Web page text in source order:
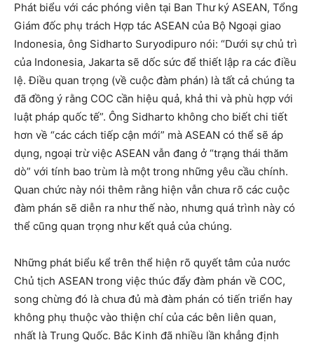
Phát biểu với các phóng viên tại Ban Thư ký ASEAN, Tổng
Giám đốc phụ trách Hợp tác ASEAN của Bộ Ngoại giao
Indonesia, ông Sidharto Suryodipuro nói: “Dưới sự chủ trì
của Indonesia, Jakarta sẽ dốc sức để thiết lập ra các điều
lệ. Điều quan trọng (về cuộc đàm phán) là tất cả chúng ta
đã đồng ý rằng COC cần hiệu quả, khả thi và phù hợp với
luật pháp quốc tế”. Ông Sidharto không cho biết chi tiết
hơn về “các cách tiếp cận mới” mà ASEAN có thể sẽ áp
dụng, ngoại trừ việc ASEAN vẫn đang ở “trạng thái thăm
dò” với tính bao trùm là một trong những yêu cầu chính.
Quan chức này nói thêm rằng hiện vẫn chưa rõ các cuộc
đàm phán sẽ diễn ra như thế nào, nhưng quá trình này có
thể cũng quan trọng như kết quả của chúng.
Những phát biểu kể trên thể hiện rõ quyết tâm của nước
Chủ tịch ASEAN trong việc thúc đẩy đàm phán về COC,
song chừng đó là chưa đủ mà đàm phán có tiến triển hay
không phụ thuộc vào thiện chí của các bên liên quan,
nhất là Trung Quốc. Bắc Kinh đã nhiều lần khẳng định